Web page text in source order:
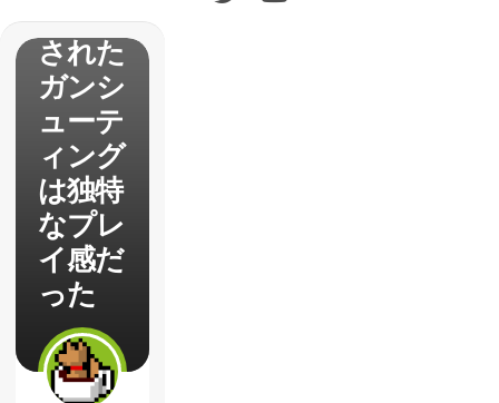
最適化
された
ガンシ
ューテ
ィング
は独特
なプレ
イ感だ
った